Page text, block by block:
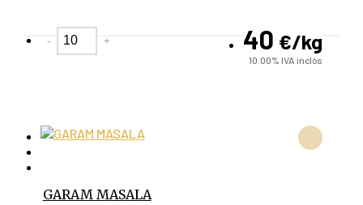
40 €/kg
10.00%IVA inclòs
- +
GARAM MASALA